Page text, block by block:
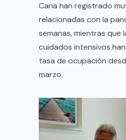
Cana han registrado
relacionadas con la
semanas, mientras que
cuidados intensivos
tasa de ocupación
marzo.